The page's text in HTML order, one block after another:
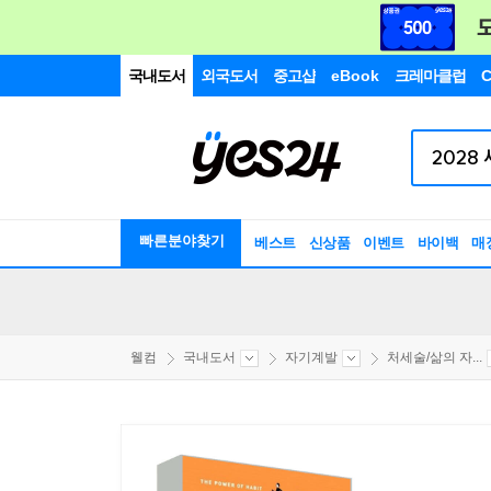
국내도서 외국도서 중고샵 eBook 크레마클럽
빠른분야찾기 베스트 신상품 이벤트 바이백 매
웰컴 국내도서 자기계발 처세술/삶의 자...